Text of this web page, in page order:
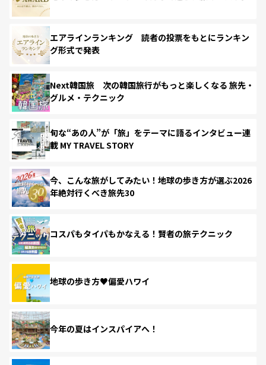
エアラインランキング 読者の投票をもとにランキン
グ形式で発表
Next韓国旅 次の韓国旅行がもっと楽しくなる 旅先・
グルメ・テクニック
旬な“あの人”が「旅」をテーマに語るインタビュー連
載 MY TRAVEL STORY
今、こんな旅がしてみたい！地球の歩き方が選ぶ2026
年絶対行くべき旅先30
コスパもタイパもかなえる！賢者の旅テクニック
地球の歩き方♥偏愛ハワイ
今年の夏はインスパイアへ！